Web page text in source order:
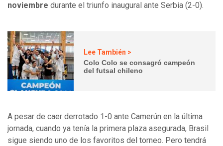
noviembre durante el triunfo inaugural ante Serbia (2-0).
Lee También >
Colo Colo se consagró campeón
del futsal chileno
A pesar de caer derrotado 1-0 ante Camerún en la última
jornada, cuando ya tenía la primera plaza asegurada, Brasil
sigue siendo uno de los favoritos del torneo. Pero tendrá